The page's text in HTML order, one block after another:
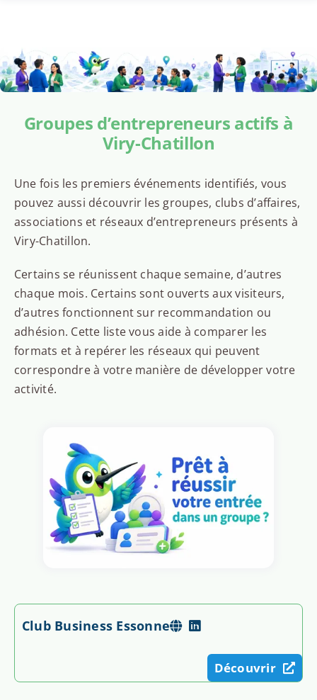
Groupes d’entrepreneurs actifs à
Viry-Chatillon
Une fois les premiers événements identifiés, vous
pouvez aussi découvrir les groupes, clubs d’affaires,
associations et réseaux d’entrepreneurs présents à
Viry-Chatillon.
Certains se réunissent chaque semaine, d’autres
chaque mois. Certains sont ouverts aux visiteurs,
d’autres fonctionnent sur recommandation ou
adhésion. Cette liste vous aide à comparer les
formats et à repérer les réseaux qui peuvent
correspondre à votre manière de développer votre
activité.
Club Business Essonne
Découvrir